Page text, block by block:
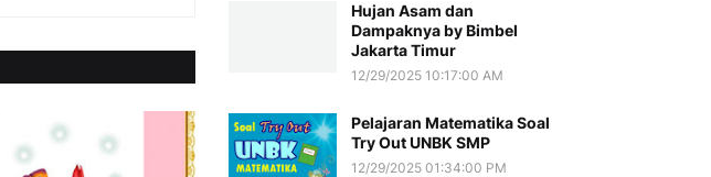
Hujan Asam dan
Dampaknya by Bimbel
Jakarta Timur
12/29/2025 10:17:00 AM
Pelajaran Matematika Soal
Try Out UNBK SMP
12/29/2025 01:34:00 PM